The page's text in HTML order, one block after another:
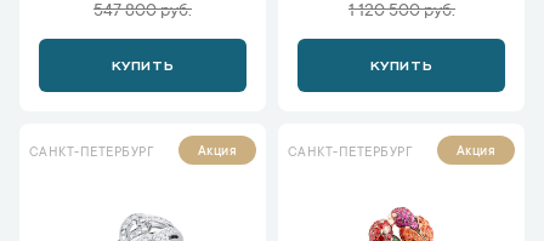
547 800 руб.
КУПИТЬ
1 120 500 руб.
КУПИТЬ
САНКТ-ПЕТЕРБУРГ Акция САНКТ-ПЕТЕРБУРГ Акция